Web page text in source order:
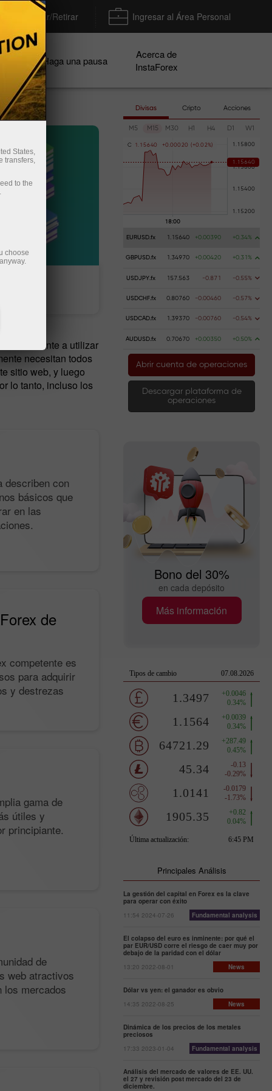
Depositar/Retirar Ingresar al Área Personal
Haga una pausa
Acerca de
InstaForex
literalmente a utilizar
necesitan todos
sitio web, y luego
lo tanto, incluso los
describen con
básicos que
en las
de
competente es
para adquirir
y destrezas
gama de
útiles y
principiante.
de
web atractivos
los mercados
Divisas Cripto Acciones
M5 M15 M30 H1 H4 D1 W1
C 1 . 1 5640 +0 .000 20 (+0 .0 2%
EURUSD.fx 1.15640 +0.00390 +0.34%
GBPUSD.fx 1.34970 +0.00420 +0.31%
USDJPY.fx 157.563 -0.871 -0.55%
USDCHF.fx 0.80760 -0.00460 -0.57%
USDCAD.fx 1.39370 -0.00760 -0.54%
AUDUSD.fx 0.70670 +0.00350 +0.50%
Abrir cuenta de operaciones
Descargar plataforma de
operaciones
Bono del 30%
en cada depósito
Más información
Principales Análisis
La gestión del capital en Forex es la clave
para operar con éxito
11:54 2024-07-26
Fundamental analysis
El colapso del euro es inminente: por qué el
par EUR/USD corre el riesgo de caer muy por
debajo de la paridad con el dólar
13:20 2022-08-01
News
Dólar vs yen: el ganador es obvio
14:35 2022-08-25
News
Dinámica de los precios de los metales
preciosos
17:33 2023-01-04
Fundamental analysis
Análisis del mercado de valores de EE. UU.
el 27 y revisión post mercado del 23 de
diciembre.
States,
transfers,
to the
choose